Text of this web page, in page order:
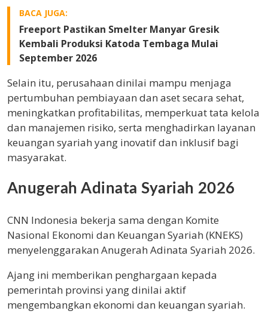
BACA JUGA:
Freeport Pastikan Smelter Manyar Gresik
Kembali Produksi Katoda Tembaga Mulai
September 2026
Selain itu, perusahaan dinilai mampu menjaga
pertumbuhan pembiayaan dan aset secara sehat,
meningkatkan profitabilitas, memperkuat tata kelola
dan manajemen risiko, serta menghadirkan layanan
keuangan syariah yang inovatif dan inklusif bagi
masyarakat.
Anugerah Adinata Syariah 2026
CNN Indonesia bekerja sama dengan Komite
Nasional Ekonomi dan Keuangan Syariah (KNEKS)
menyelenggarakan Anugerah Adinata Syariah 2026.
Ajang ini memberikan penghargaan kepada
pemerintah provinsi yang dinilai aktif
mengembangkan ekonomi dan keuangan syariah.